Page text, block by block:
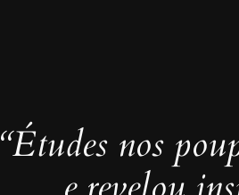
“Études nos